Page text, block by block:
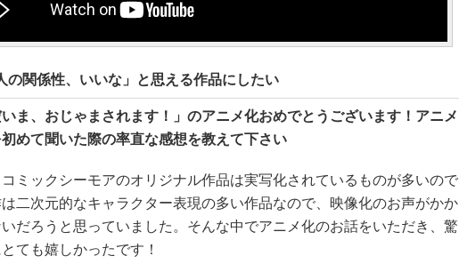
の関係性、いいな」と思える作品にしたい
いま、おじゃまされます！」のアニメ化おめでとうございます！アニメ
めて聞いた際の率直な感想を教えて下さい
コミックシーモアのオリジナル作品は実写化されているものが多いので
二次元的なキャラクター表現の多い作品なので、映像化のお声がかか
だろうと思っていました。そんな中でアニメ化のお話をいただき、驚
ても嬉しかったです！